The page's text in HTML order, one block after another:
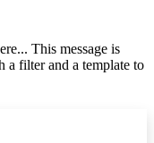
This message is
a filter and a template to